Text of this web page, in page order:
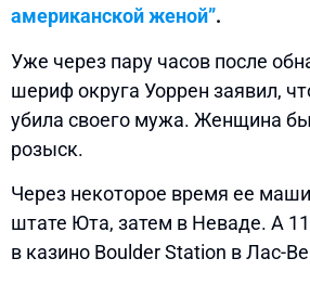
американской женой”.
Уже через пару часов после
шериф округа Уоррен заявил,
убила своего мужа. Женщина
розыск.
Через некоторое время ее
штате Юта, затем в Неваде. А
в казино Boulder Station в Лас-